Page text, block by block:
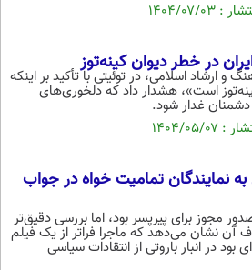
در خطر دیوان کینه‌توز
ارشاد اسلامی، در توئیتی با تأکید بر اینکه
است»، هشدار داد که دلخوری‌های
غدار شود.
نمایندگان تمامیت خواه در جواب
مجوز برای پیرپسر بود، اما بررسی دقیق‌تر
نشان می‌دهد که ماجرا فراتر از یک فیلم
در انبار باروتی از انتقادات سیاسی